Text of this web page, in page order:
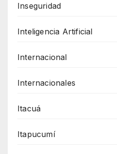
Inseguridad
Inteligencia Artificial
Internacional
Internacionales
Itacuá
Itapucumí